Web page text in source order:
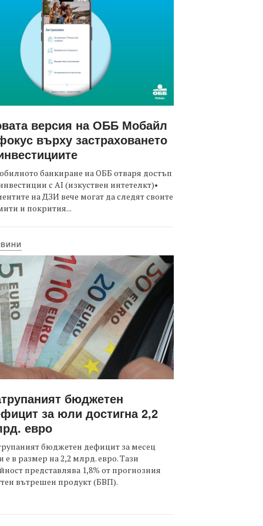
версия на ОББ Мобайл
върху застраховането
банкиране на ОББ отваря достъп
с AI (изкуствен интетелкт)•
на ДЗИ вече могат да следят своите
и покрития...
бюджетен
за юли достигна 2,2
евро
бюджетен дефицит за месец
е в размер на 2,2 млрд. евро. Тази
представлява 1,8% от прогнозния
вътрешен продукт (БВП).